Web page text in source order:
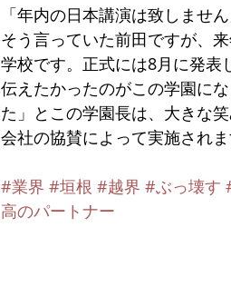
「年内の日本講演は致しません
そう言っていた前田ですが、
学校です。正式には8月に発表
伝えたかったのがこの学園に
た」とこの学園長は、大きな
会社の協賛によって実施され
#業界 #垣根 #越界 #ぶっ壊す
高のパートナー